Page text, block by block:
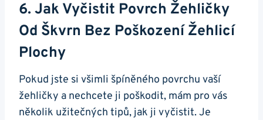
6. Jak⁤ Vyčistit ‍povrch Žehličky
Od Škvrn Bez Poškození Žehlicí
Plochy
Pokud ⁤jste ⁣si všimli špíněného povrchu vaší
žehličky a nechcete ji poškodit,⁤ mám⁢ pro vás
několik užitečných⁣ tipů, jak ji vyčistit. Je